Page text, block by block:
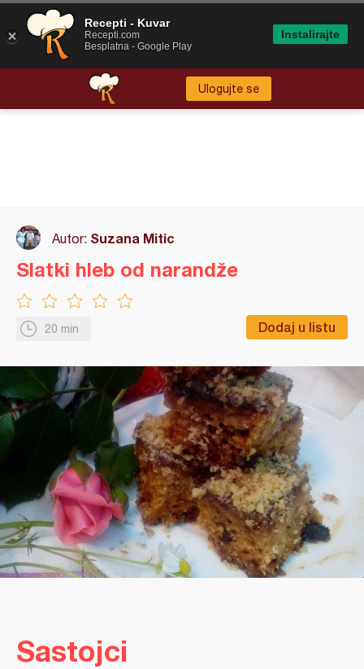
Ulogujte se
Autor: Suzana Mitic
20 min Dodaj u listu
Slatki hleb od narandže
Sastojci
Recepti - Kuvar
Recepti.com
Besplatna - Google Play
Instalirajte